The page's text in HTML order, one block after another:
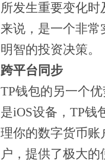
所发生重要变化
来说，是一个非
明智的投资决策。
跨平台同步
TP钱包的另一个
是iOS设备，TP钱
理你的数字货币账
户，提供了极大的